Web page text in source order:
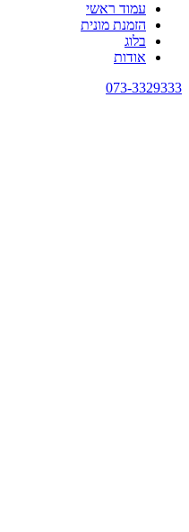
עמוד ראשי
הזמנת מונית
בלוג
אודות
073-3329333